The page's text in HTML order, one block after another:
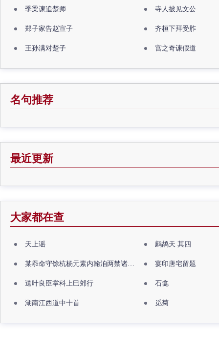
季梁谏追楚师 寺人披见文公
郑子家告赵宣子 齐桓下拜受胙
王孙满对楚子 宫之奇谏假道
名句推荐
最近更新
大家都在查
天上谣 鹧鸪天 其四
某忝命守馀杭杨元素内翰洎两禁诸公出祖佛寺 宴印唐宅留题
送叶良臣掌科上巳郊行 石龛
湖南江西道中十首 觅菊